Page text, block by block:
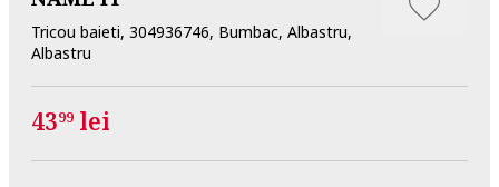
Tricou baieti, 304936746, Bumbac, Albastru,
Albastru
4399 lei